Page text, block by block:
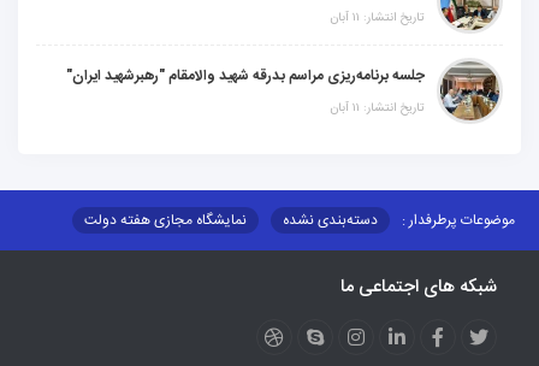
تاریخ انتشار: ۱۱ آبان
جلسه برنامه‌ریزی مراسم بدرقه شهید والامقام "رهبرشهید ایران"
تاریخ انتشار: ۱۱ آبان
موضوعات پرطرفدار : دسته‌بندی نشده
نمایشگاه مجازی هفته دولت
مزایدات و مناقصات
محتوای کانون توسعه
عملکردها
عشایر استان
طرح و برنامه
شبکه های اجتماعی ما